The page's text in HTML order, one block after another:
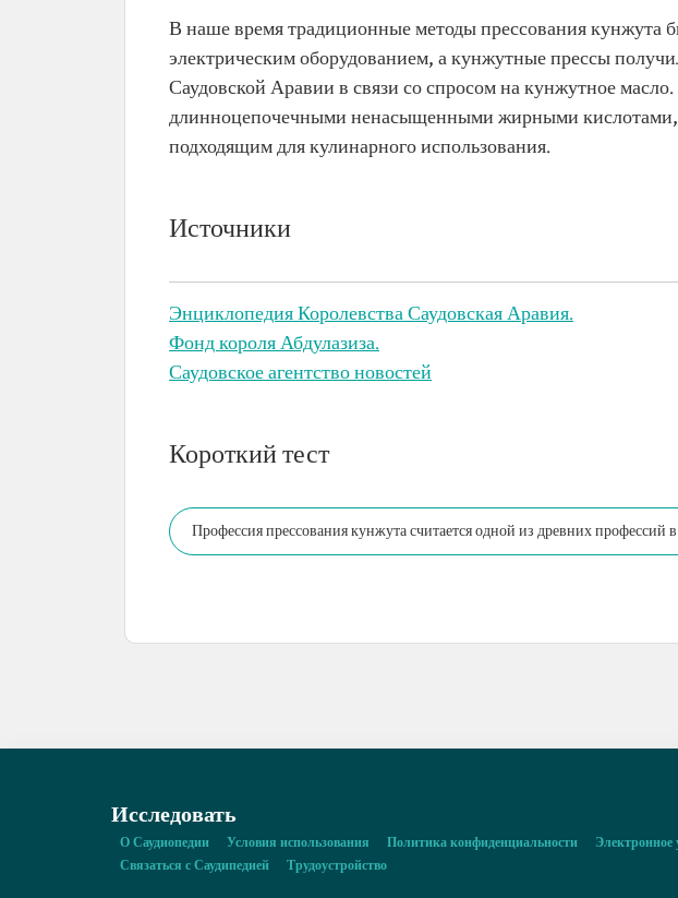
В наше время традиционные методы прессования кунжута
электрическим оборудованием, а кунжутные прессы
Саудовской Аравии в связи со спросом на кунжутное
длинноцепочечными ненасыщенными жирными кислотами,
подходящим для кулинарного использования.
Источники
Энциклопедия Королевства Саудовская Аравия.
Фонд короля Абдулазиза.
Саудовское агентство новостей
Короткий тест
Профессия прессования кунжута считается одной из древних профессий
Исследовать
О Саудиопедии Условия использования Политика конфиденциальности
Электронное
Связаться с Саудипедией
Трудоустройство